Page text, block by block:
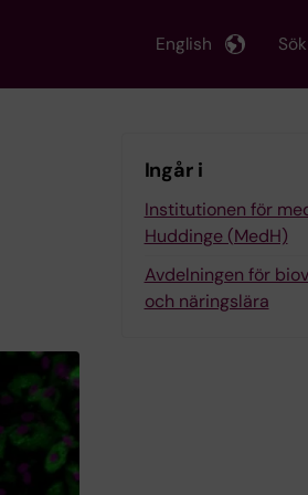
Sök
English
Ingår i
Institutionen för
Huddinge (MedH)
Avdelningen för
och näringslära